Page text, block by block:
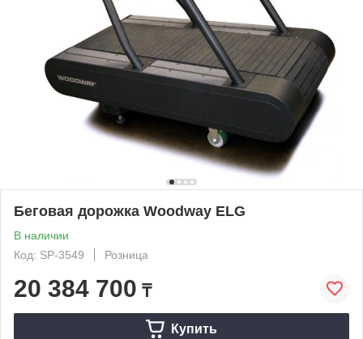
Беговая дорожка Woodway ELG
В наличии
Код: SP-3549
Розница
20 384 700 ₸
Купить